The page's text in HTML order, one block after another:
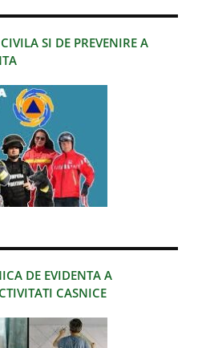
SI DE PREVENIRE A
DE EVIDENTA A
CASNICE